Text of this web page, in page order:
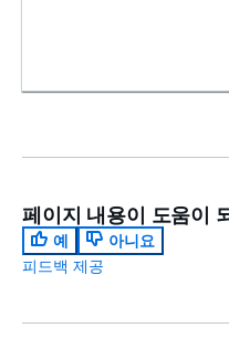
페이지 내용이 도움이
예
아니요
피드백 제공